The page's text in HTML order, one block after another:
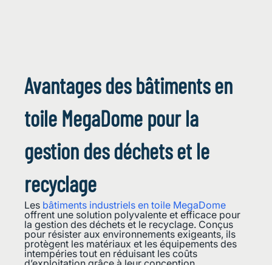
Avantages des bâtiments en
toile MegaDome pour la
gestion des déchets et le
recyclage
Les bâtiments industriels en toile MegaDome
offrent une solution polyvalente et efficace pour
la gestion des déchets et le recyclage. Conçus
pour résister aux environnements exigeants, ils
protègent les matériaux et les équipements des
intempéries tout en réduisant les coûts